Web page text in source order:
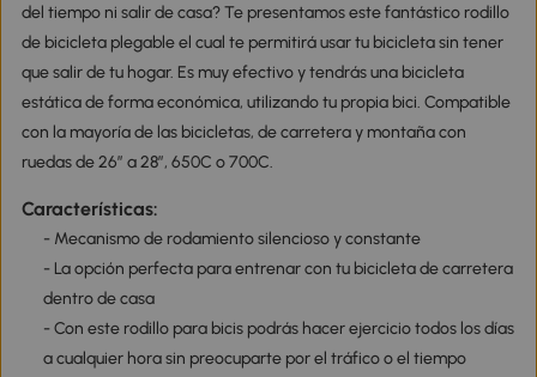
del tiempo ni salir de casa? Te presentamos este fantástico rodillo
de bicicleta plegable el cual te permitirá usar tu bicicleta sin tener
que salir de tu hogar. Es muy efectivo y tendrás una bicicleta
estática de forma económica, utilizando tu propia bici. Compatible
con la mayoría de las bicicletas, de carretera y montaña con
ruedas de 26” a 28”, 650C o 700C.
Características:
- Mecanismo de rodamiento silencioso y constante
- La opción perfecta para entrenar con tu bicicleta de carretera
dentro de casa
- Con este rodillo para bicis podrás hacer ejercicio todos los días
a cualquier hora sin preocuparte por el tráfico o el tiempo